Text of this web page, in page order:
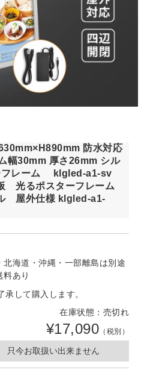
防水対応
幅30mm 厚さ26mm シル
フレーム klgled-a1-sv
光るポスターフレーム
屋外仕様 klgled-a1-
北海道・沖縄・一部離島は別途
料あり
承して購入します。
在庫状態：売切れ
¥17,090 （税別）
只今お取扱い出来ません